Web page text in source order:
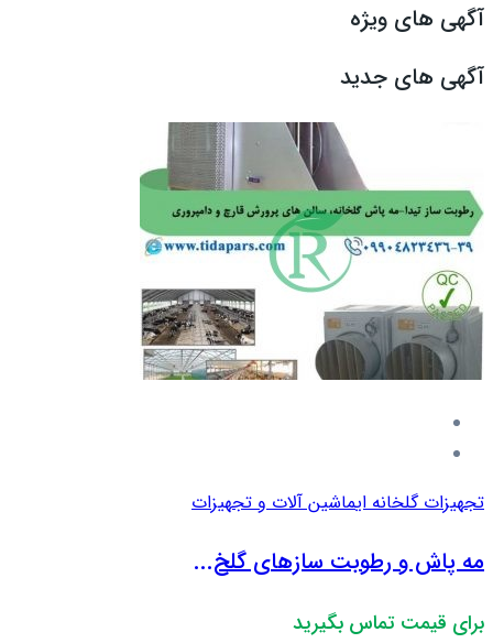
آگهی های ویژه
آگهی های جدید
تجهیزات گلخانه ایماشین آلات و تجهیزات
مه پاش و رطوبت سازهای گلخ...
برای قیمت تماس بگیرید